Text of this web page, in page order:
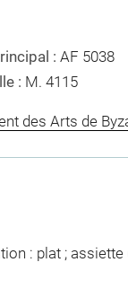
: AF 5038
: M. 4115
des Arts de
: plat ;